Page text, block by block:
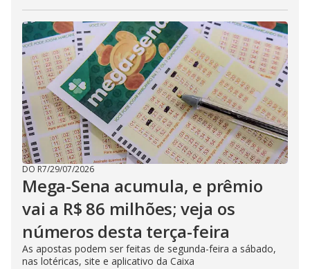
DO R7/29/07/2026
Mega-Sena acumula, e prêmio
vai a R$ 86 milhões; veja os
números desta terça-feira
As apostas podem ser feitas de segunda-feira a sábado,
nas lotéricas, site e aplicativo da Caixa